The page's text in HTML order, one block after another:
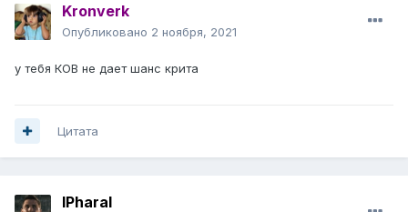
Kronverk
Опубликовано 2 ноября, 2021
у тебя КОВ не дает шанс крита
Цитата
lPharal